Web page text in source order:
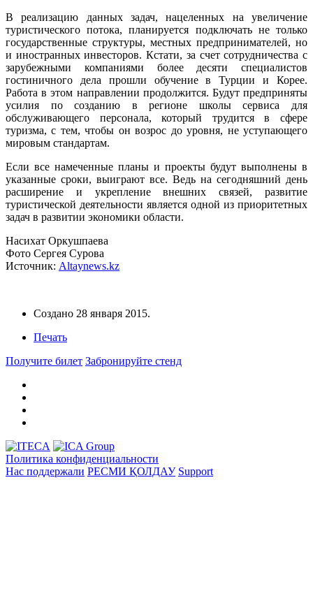
В реализацию данных задач, нацеленных на увеличение
туристического потока, планируется подключать не только
государственные структуры, местных предпринимателей, но
и иностранных инвесторов. Кстати, за счет сотрудничества с
зарубежными компаниями более десяти специалистов
гостиничного дела прошли обучение в Турции и Корее.
Работа в этом направлении продолжится. Будут предприняты
усилия по созданию в регионе школы сервиса для
обслуживающего персонала, который трудится в сфере
туризма, с тем, чтобы он возрос до уровня, не уступающего
мировым стандартам.
Если все намеченные планы и проекты будут выполнены в
указанные сроки, выиграют все. Ведь на сегодняшний день
расширение и укрепление внешних связей, развитие
туристической деятельности является одной из приоритетных
задач в развитии экономики области.
Насихат Оркушпаева
Фото Сергея Сурова
Источник: Altaynews.kz
Создано 28 января 2015.
Печать
Получите билет Забронируйте стенд
Политика конфиденциальности
Нас поддержали РЕСМИ ҚОЛДАУ Support